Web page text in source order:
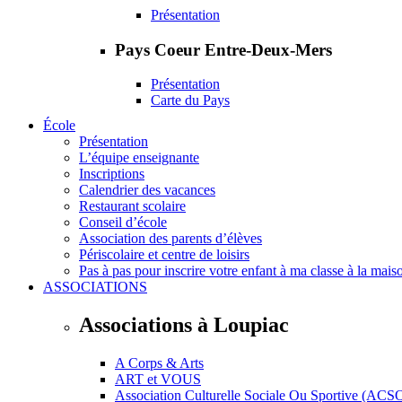
Présentation
Pays Coeur Entre-Deux-Mers
Présentation
Carte du Pays
École
Présentation
L’équipe enseignante
Inscriptions
Calendrier des vacances
Restaurant scolaire
Conseil d’école
Association des parents d’élèves
Périscolaire et centre de loisirs
Pas à pas pour inscrire votre enfant à ma classe à la
ASSOCIATIONS
Associations à Loupiac
A Corps & Arts
ART et VOUS
Association Culturelle Sociale Ou Sportive